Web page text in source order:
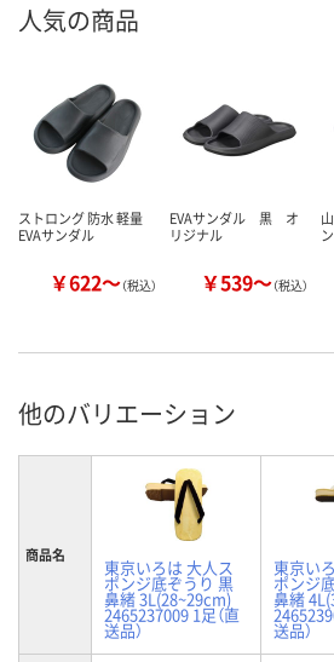
人気の商品
ストロング 防水 軽量
EVAサンダル
￥622～（税込）
EVAサンダル 黒 オ
リジナル
￥539～（税込）
他のバリエーション
商品名
東京いろは 大人ス
ポンジ底ぞうり 黒
鼻緒 3L(28~29cm)
2465237009 1足（直
送品）
東京い
ポンジ
鼻緒
送品）